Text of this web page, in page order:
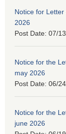
Notice for
2026
Post Date: 07/
Notice for the
may 2026
Post Date: 06/
Notice for the
june 2026